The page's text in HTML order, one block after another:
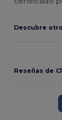
Descubre
Reseñas de